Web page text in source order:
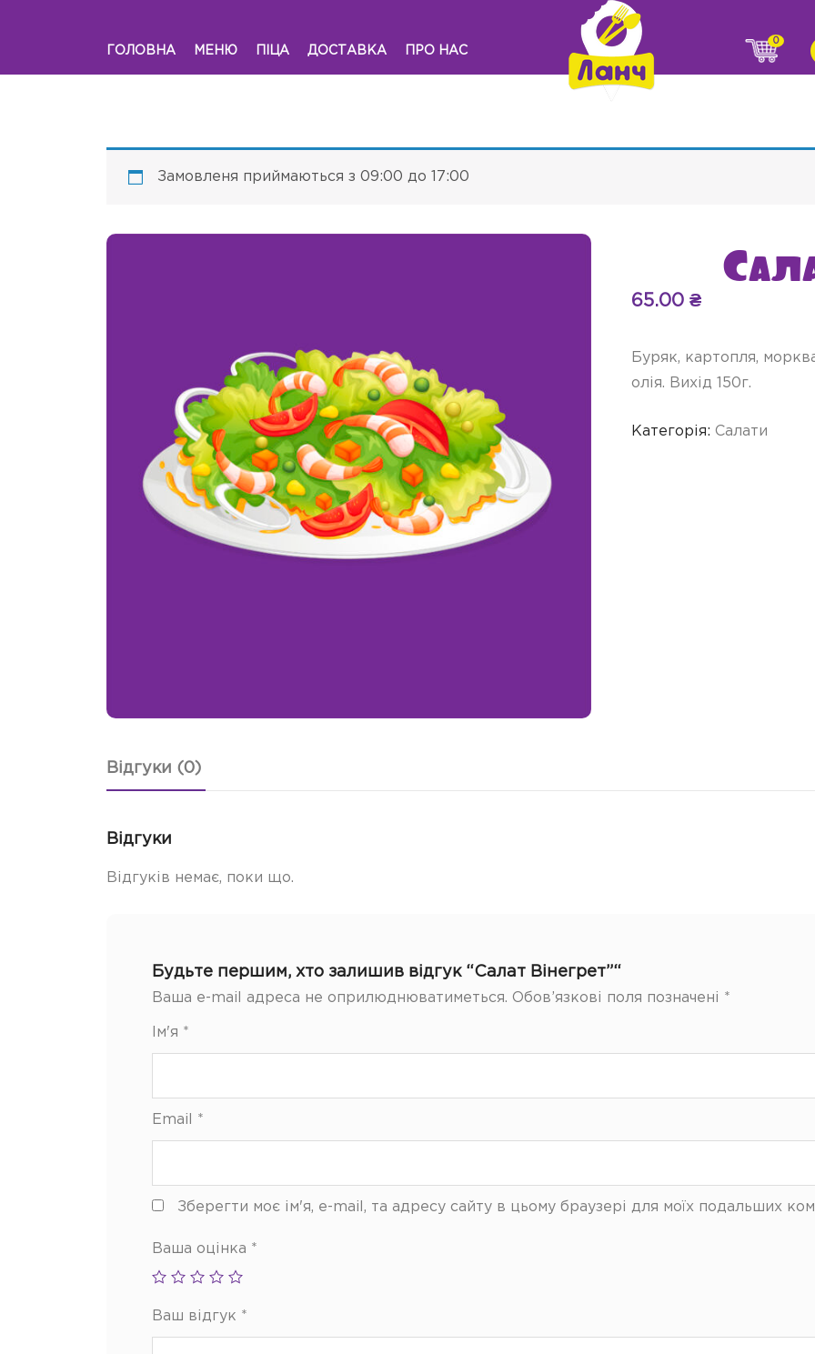
ГОЛОВНА МЕНЮ ПІЦА ДОСТАВКА ПРО НАС
0
Замовленя приймаються з 09:00 до 17:00
65.00₴
Буряк, картопля,
олія. Вихід 150г.
Категорія:Салати
Відгуки (0)
Відгуки
Відгуків немає, поки що.
Будьте першим, хто залишив відгук “Салат Вінегрет”“
Ваша e-mail адреса не оприлюднюватиметься. Обов’язкові поля позначені *
Ім'я *
Email *
Зберегти моє ім'я, e-mail, та адресу сайту в цьому браузері для моїх подальших
Ваша оцінка *
Ваш відгук *